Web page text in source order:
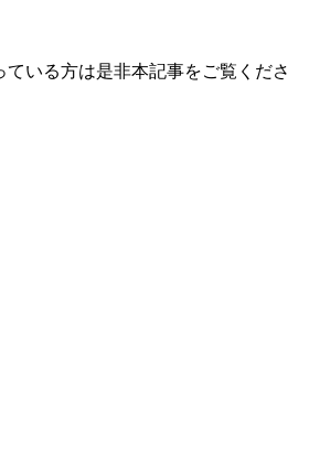
ている方は是非本記事をご覧くださ